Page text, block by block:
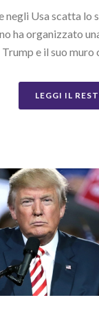
negli Usa scatta lo
ha organizzato
e il suo muro
LEGGI IL